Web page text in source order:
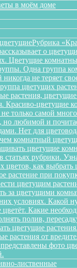
в моём доме
Рубрика
о
Цветущие
Одна группа
никогда не теряет
цветущих
растения,
Красиво-цветущие
не только самой
но любимой и
Нет для
комнатный
цветущие
статьях рубрики.
цветов, как выбрать
растение при
цветущим
за цветущими
условиях. Какой
цветёт. Какие
полив,
цветущие
растения от
фото
лиственные